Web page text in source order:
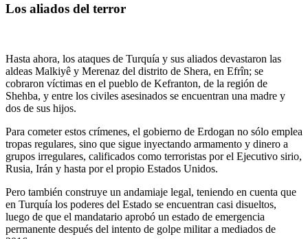
Los aliados del terror
Hasta ahora, los ataques de Turquía y sus aliados devastaron las
aldeas Malkiyê y Merenaz del distrito de Shera, en Efrîn; se
cobraron víctimas en el pueblo de Kefranton, de la región de
Shehba, y entre los civiles asesinados se encuentran una madre y
dos de sus hijos.
Para cometer estos crímenes, el gobierno de Erdogan no sólo emplea
tropas regulares, sino que sigue inyectando armamento y dinero a
grupos irregulares, calificados como terroristas por el Ejecutivo sirio,
Rusia, Irán y hasta por el propio Estados Unidos.
Pero también construye un andamiaje legal, teniendo en cuenta que
en Turquía los poderes del Estado se encuentran casi disueltos,
luego de que el mandatario aprobó un estado de emergencia
permanente después del intento de golpe militar a mediados de